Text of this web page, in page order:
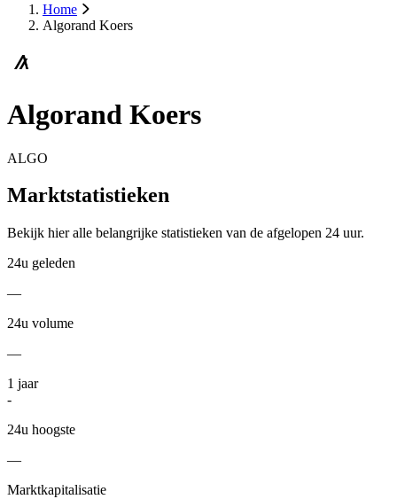
Home
Algorand Koers
Algorand Koers
ALGO
Marktstatistieken
Bekijk hier alle belangrijke statistieken van de afgelopen 24 uur.
24u geleden
—
24u volume
—
1 jaar
-
24u hoogste
—
Marktkapitalisatie